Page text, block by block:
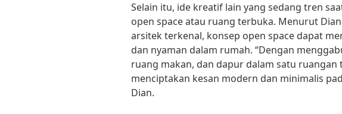
Selain itu, ide kreatif lain yang sedang tren
open space atau ruang terbuka. Menurut
arsitek terkenal, konsep open space dapat
dan nyaman dalam rumah. “Dengan
ruang makan, dan dapur dalam satu ruangan
menciptakan kesan modern dan minimalis
Dian.